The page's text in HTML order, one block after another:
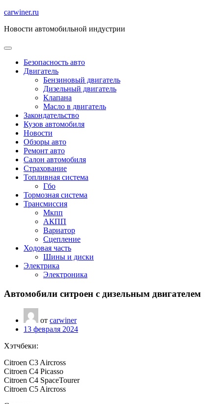
Перейти
содержимому
carwiner.ru
Новости автомобильной индустрии
Безопасность авто
Двигатель
Бензиновый двигатель
Дизельный двигатель
Клапана
Масло в двигатель
Закондательство
Кузов автомобиля
Новости
Обзоры авто
Ремонт авто
Салон автомобиля
Страхование
Топливная система
Гбо
Тормозная система
Трансмиссия
Мкпп
АКПП
Вариатор
Сцепление
Ходовая часть
Шины и диски
Электрика
Электроника
Автомобили ситроен с дизельным двигателем
от carwiner
13 февраля 2024
Хэтчбеки:
Citroen C3 Aircross
Citroen C4 Picasso
Citroen C4 SpaceTourer
Citroen C5 Aircross